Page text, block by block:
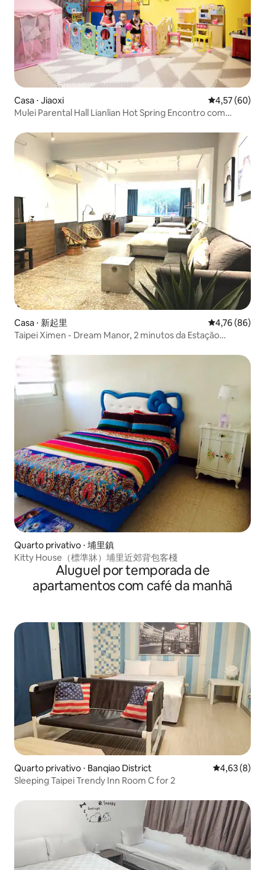
Casa ⋅ Jiaoxi 4,57 de uma
4,57 (60)
Mulei Parental Hall Lianlian Hot Spring Encontro com
Casa ⋅ 新起里 4,76 de uma
4,76 (86)
Taipei Ximen - Dream Manor, 2 minutos da Estação
pessoas (café da manhã gratuito)
Quarto privativo ⋅ 埔里鎮
Kitty House（標準牀）埔里近郊背包客棧
Aluguel por temporada de
apartamentos com café da manhã
Quarto privativo ⋅ Banqiao District 4,63 de uma
4,63 (8)
Sleeping Taipei Trendy Inn Room C for 2